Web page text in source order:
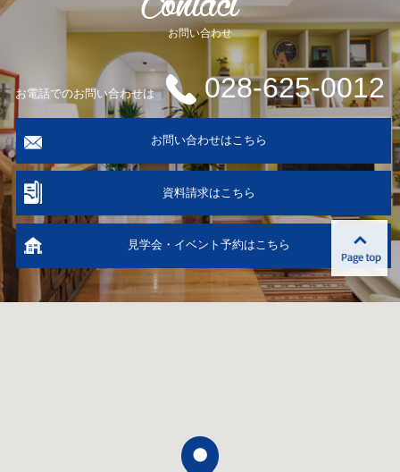
お問い合わせ
お電話でのお問い合わせは 028-625-0012
お問い合わせはこちら
資料請求はこちら
見学会・イベント予約はこちら